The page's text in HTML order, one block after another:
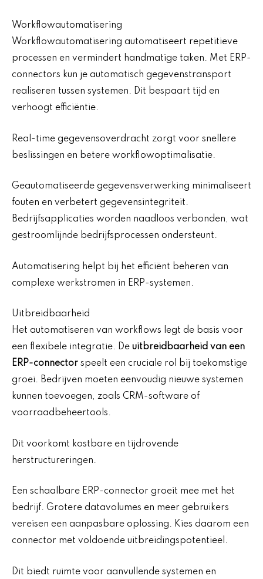
Workflowautomatisering
Workflowautomatisering automatiseert repetitieve
processen en vermindert handmatige taken. Met ERP-
connectors kun je automatisch gegevenstransport
realiseren tussen systemen. Dit bespaart tijd en
verhoogt efficiëntie.
Real-time gegevensoverdracht zorgt voor snellere
beslissingen en betere workflowoptimalisatie.
Geautomatiseerde gegevensverwerking minimaliseert
fouten en verbetert gegevensintegriteit.
Bedrijfsapplicaties worden naadloos verbonden, wat
gestroomlijnde bedrijfsprocessen ondersteunt.
Automatisering helpt bij het efficiënt beheren van
complexe werkstromen in ERP-systemen.
Uitbreidbaarheid
Het automatiseren van workflows legt de basis voor
een flexibele integratie. De uitbreidbaarheid van een
ERP-connector speelt een cruciale rol bij toekomstige
groei. Bedrijven moeten eenvoudig nieuwe systemen
kunnen toevoegen, zoals CRM-software of
voorraadbeheertools.
Dit voorkomt kostbare en tijdrovende
herstructureringen.
Een schaalbare ERP-connector groeit mee met het
bedrijf. Grotere datavolumes en meer gebruikers
vereisen een aanpasbare oplossing. Kies daarom een
connector met voldoende uitbreidingspotentieel.
Dit biedt ruimte voor aanvullende systemen en